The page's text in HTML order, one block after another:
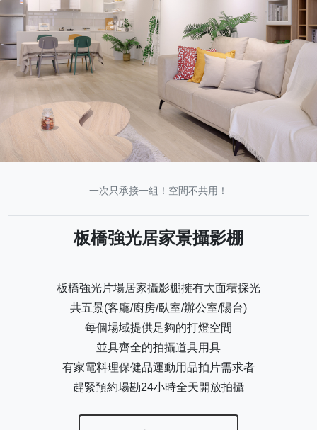
一次只承接一組！空間不共用！
板橋強光居家景攝影棚
板橋強光片場居家攝影棚擁有大面積採光
共五景(客廳/廚房/臥室/辦公室/陽台)
每個場域提供足夠的打燈空間
並具齊全的拍攝道具用具
有家電料理保健品運動用品拍片需求者
趕緊預約場勘24小時全天開放拍攝